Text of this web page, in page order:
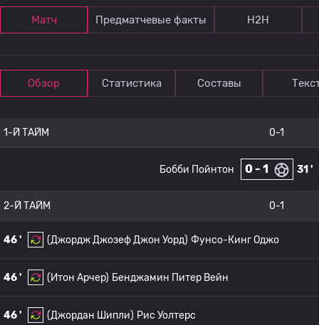
Матч Предматчевые факты Н2Н
Обзор Статистика Составы
1-Й ТАЙМ 0-1
31 '
0 - 1
Бобби Пойнтон
2-Й ТАЙМ 0-1
46 ' (Джордж Джозеф Джон Уорд) Фунсо-Кинг Оджо
46 ' (Итон Арчер) Бенджамин Питер Вейн
46 ' (Джордан Шипли) Рис Уолтерс